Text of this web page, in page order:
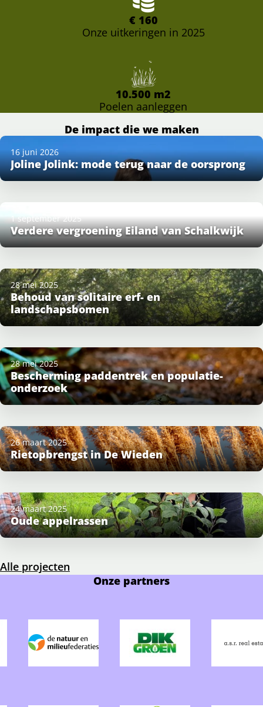
Onze uitkeringen in 2025
€ 160
Poelen aanleggen
10.500 m2
De impact die we maken
Joline Jolink: mode terug naar de oorsprong
16 juni 2026
Verdere vergroening Eiland van Schalkwijk
1 september 2025
Behoud van solitaire erf- en
landschapsbomen
28 mei 2025
Bescherming paddentrek en populatie-
onderzoek
28 mei 2025
Rietopbrengst in De Wieden
26 maart 2025
Oude appelrassen
24 maart 2025
Alle projecten
Onze partners